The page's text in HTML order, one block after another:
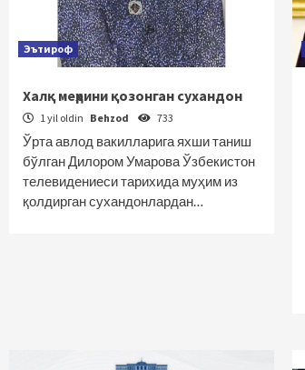
Эътироф
Халқ меҳрини қозонган сухандон
1 yil oldin Behzod 733
Ўрта авлод вакилларига яхши таниш
бўлган Дилором Умарова Ўзбекистон
телевидениеси тарихида муҳим из
қолдирган сухандонлардан…